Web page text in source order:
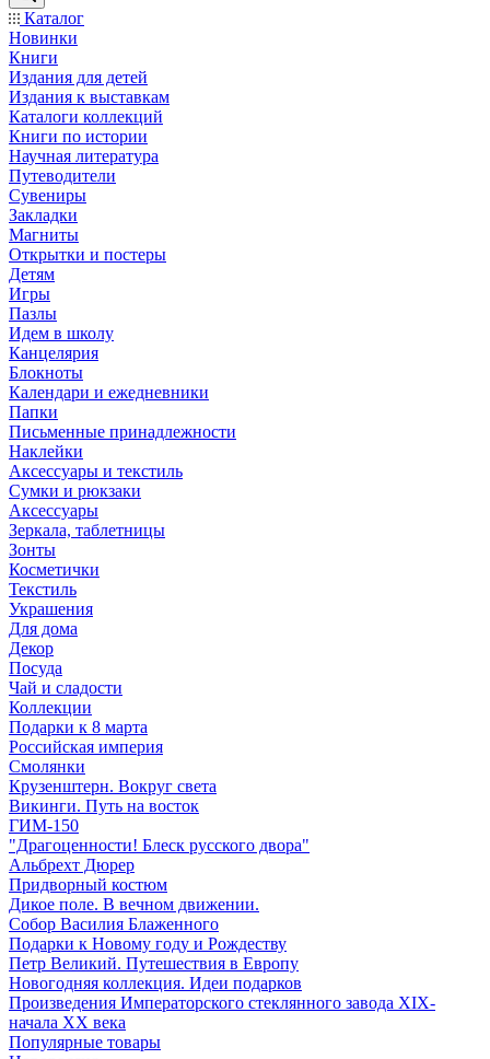
Каталог
Новинки
Книги
Издания для детей
Издания к выставкам
Каталоги коллекций
Книги по истории
Научная литература
Путеводители
Сувениры
Закладки
Магниты
Открытки и постеры
Детям
Игры
Пазлы
Идем в школу
Канцелярия
Блокноты
Календари и ежедневники
Папки
Письменные принадлежности
Наклейки
Аксессуары и текстиль
Сумки и рюкзаки
Аксессуары
Зеркала, таблетницы
Зонты
Косметички
Текстиль
Украшения
Для дома
Декор
Посуда
Чай и сладости
Коллекции
Подарки к 8 марта
Российская империя
Смолянки
Крузенштерн. Вокруг света
Викинги. Путь на восток
ГИМ-150
"Драгоценности! Блеск русского двора"
Альбрехт Дюрер
Придворный костюм
Дикое поле. В вечном движении.
Собор Василия Блаженного
Подарки к Новому году и Рождеству
Петр Великий. Путешествия в Европу
Новогодняя коллекция. Идеи подарков
Произведения Императорского стеклянного завода XIX-
начала XX века
Популярные товары